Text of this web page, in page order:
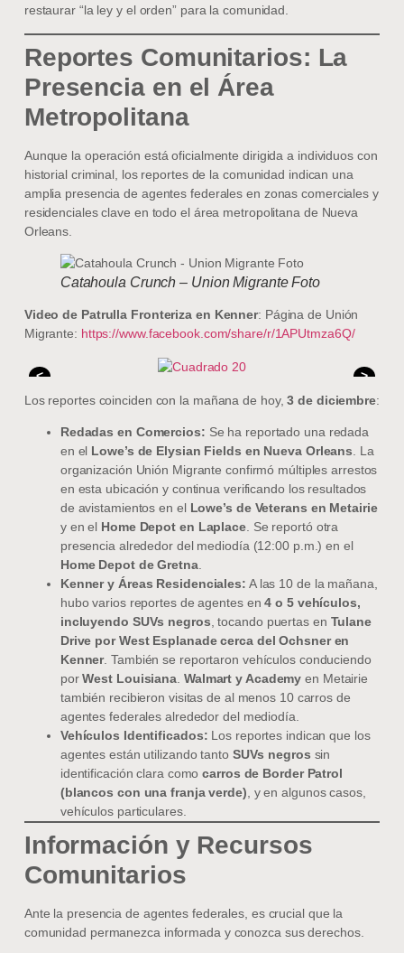
restaurar “la ley y el orden” para la comunidad.
Reportes Comunitarios: La
Presencia en el Área
Metropolitana
Aunque la operación está oficialmente dirigida a individuos con
historial criminal, los reportes de la comunidad indican una
amplia presencia de agentes federales en zonas comerciales y
residenciales clave en todo el área metropolitana de Nueva
Orleans.
Catahoula Crunch – Union Migrante Foto
Video de Patrulla Fronteriza en Kenner: Página de Unión
Migrante: https://www.facebook.com/share/r/1APUtmza6Q/
<
>
Los reportes coinciden con la mañana de hoy,3 de diciembre:
Redadas en Comercios: Se ha reportado una redada
en el Lowe’s de Elysian Fields en Nueva Orleans. La
organización Unión Migrante confirmó múltiples arrestos
en esta ubicación y continua verificando los resultados
de avistamientos en el Lowe’s de Veterans en Metairie
y en el Home Depot en Laplace. Se reportó otra
presencia alrededor del mediodía (12:00 p.m.) en el
Home Depot de Gretna.
Kenner y Áreas Residenciales: A las 10 de la mañana,
hubo varios reportes de agentes en4 o 5 vehículos,
incluyendo SUVs negros, tocando puertas en Tulane
Drive por West Esplanade cerca del Ochsner en
Kenner. También se reportaron vehículos conduciendo
porWest Louisiana. Walmart y Academyen Metairie
también recibieron visitas de al menos 10 carros de
agentes federales alrededor del mediodía.
Vehículos Identificados: Los reportes indican que los
agentes están utilizando tanto SUVs negros sin
identificación clara comocarros de Border Patrol
(blancos con una franja verde), y en algunos casos,
vehículos particulares.
Información y Recursos
Comunitarios
Ante la presencia de agentes federales, es crucial que la
comunidad permanezca informada y conozca sus derechos.